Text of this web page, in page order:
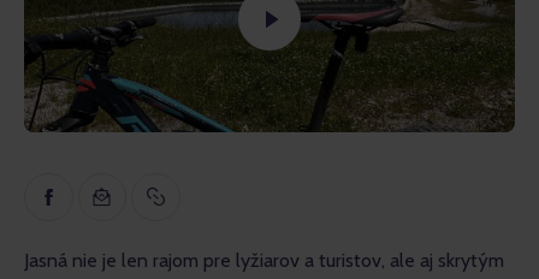
Náučné
Rozhovory
Recenzie
Jasná nie je len rajom pre lyžiarov a turistov, ale aj skrytým